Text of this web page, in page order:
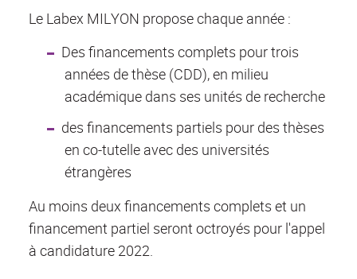
Le Labex MILYON propose chaque année :
Des financements complets pour trois
années de thèse (CDD), en milieu
académique dans ses unités de recherche
des financements partiels pour des thèses
en co-tutelle avec des universités
étrangères
Au moins deux financements complets et un
financement partiel seront octroyés pour l'appel
à candidature 2022.